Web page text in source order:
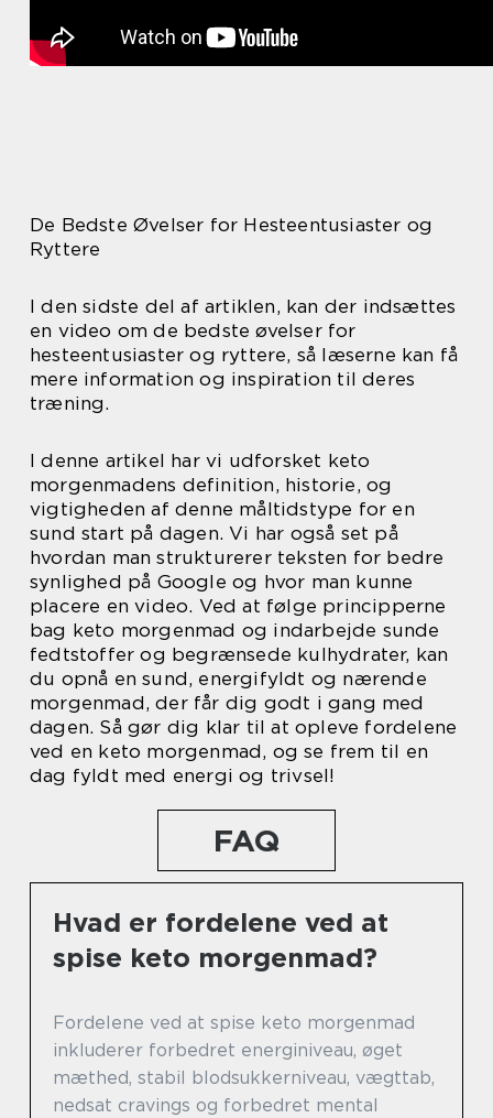
De Bedste Øvelser for Hesteentusiaster og
Ryttere
I den sidste del af artiklen, kan der indsættes
en video om de bedste øvelser for
hesteentusiaster og ryttere, så læserne kan få
mere information og inspiration til deres
træning.
I denne artikel har vi udforsket keto
morgenmadens definition, historie, og
vigtigheden af denne måltidstype for en
sund start på dagen. Vi har også set på
hvordan man strukturerer teksten for bedre
synlighed på Google og hvor man kunne
placere en video. Ved at følge principperne
bag keto morgenmad og indarbejde sunde
fedtstoffer og begrænsede kulhydrater, kan
du opnå en sund, energifyldt og nærende
morgenmad, der får dig godt i gang med
dagen. Så gør dig klar til at opleve fordelene
ved en keto morgenmad, og se frem til en
dag fyldt med energi og trivsel!
FAQ
Hvad er fordelene ved at
spise keto morgenmad?
Fordelene ved at spise keto morgenmad
inkluderer forbedret energiniveau, øget
mæthed, stabil blodsukkerniveau, vægttab,
nedsat cravings og forbedret mental